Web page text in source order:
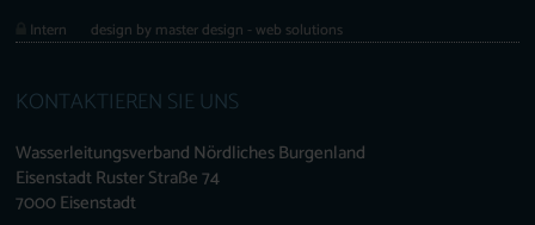
design by master design - web solutions
Intern
KONTAKTIEREN SIE UNS
Wasserleitungsverband Nördliches Burgenland
Eisenstadt Ruster Straße 74
7000 Eisenstadt